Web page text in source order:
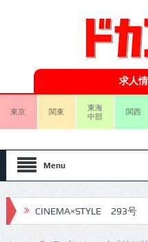
求人
東京 関東
東海
中部
関西
Menu
CINEMA×STYLE 293号
CINEMA×STYLE 292号